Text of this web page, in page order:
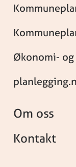
Økonomi-
Om oss
Kontakt